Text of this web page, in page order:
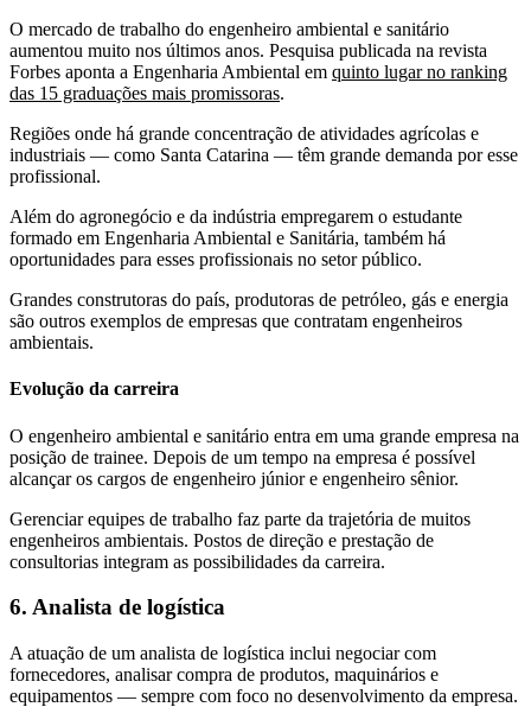
O mercado de trabalho do engenheiro ambiental e sanitário
aumentou muito nos últimos anos. Pesquisa publicada na revista
Forbes aponta a Engenharia Ambiental em quinto lugar no ranking
das 15 graduações mais promissoras.
Regiões onde há grande concentração de atividades agrícolas e
industriais — como Santa Catarina — têm grande demanda por esse
profissional.
Além do agronegócio e da indústria empregarem o estudante
formado em Engenharia Ambiental e Sanitária, também há
oportunidades para esses profissionais no setor público.
Grandes construtoras do país, produtoras de petróleo, gás e energia
são outros exemplos de empresas que contratam engenheiros
ambientais.
Evolução da carreira
O engenheiro ambiental e sanitário entra em uma grande empresa na
posição de trainee. Depois de um tempo na empresa é possível
alcançar os cargos de engenheiro júnior e engenheiro sênior.
Gerenciar equipes de trabalho faz parte da trajetória de muitos
engenheiros ambientais. Postos de direção e prestação de
consultorias integram as possibilidades da carreira.
6. Analista de logística
A atuação de um analista de logística inclui negociar com
fornecedores, analisar compra de produtos, maquinários e
equipamentos — sempre com foco no desenvolvimento da empresa.